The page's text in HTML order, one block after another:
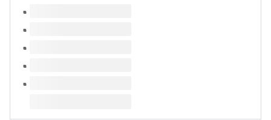
このタイトルの巻号